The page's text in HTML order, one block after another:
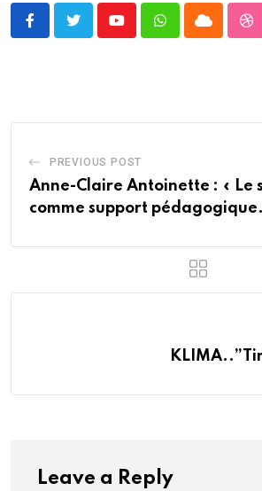
YoutubeWhatsappCloud
PREVIOUS POST
Anne-Claire Antoinette : « Le
comme support
Leave a Reply